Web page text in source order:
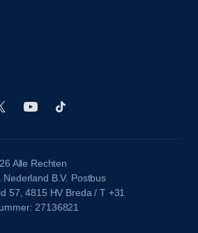
Alle Rechten
B.V. Postbus
57, 4815 HV Breda / T +31
27136821